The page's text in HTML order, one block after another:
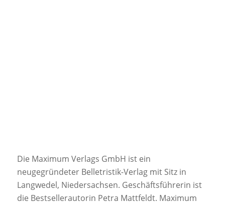
Die Maximum Verlags GmbH ist ein
neugegründeter Belletristik-Verlag mit Sitz in
Langwedel, Niedersachsen. Geschäftsführerin ist
die Bestsellerautorin Petra Mattfeldt. Maximum